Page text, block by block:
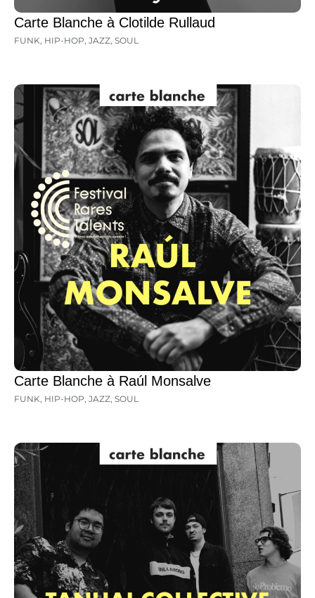
Carte Blanche à Clotilde Rullaud
FUNK, HIP-HOP, JAZZ, SOUL
Carte Blanche à Raúl Monsalve
FUNK, HIP-HOP, JAZZ, SOUL